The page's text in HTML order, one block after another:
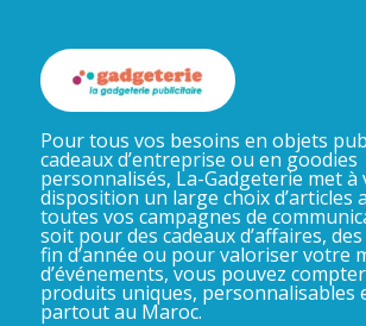
Pour tous vos besoins en objets
cadeaux d’entreprise ou en goodies
personnalisés, La-Gadgeterie met à
disposition un large choix d’articles
toutes vos campagnes de
soit pour des cadeaux d’affaires,
fin d’année ou pour valoriser votre
d’événements, vous pouvez
produits uniques, personnalisables
partout au Maroc.